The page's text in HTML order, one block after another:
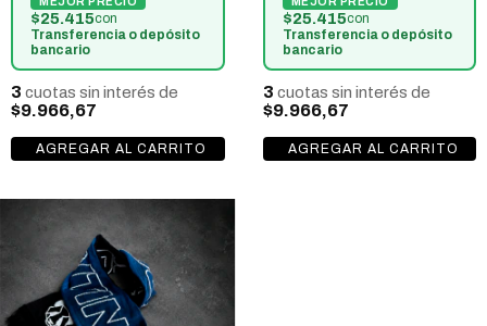
$25.415con
Transferencia o depósito
bancario
3 cuotas sin interés de
$9.966,67
$25.415con
Transferencia o depósito
bancario
3 cuotas sin interés de
$9.966,67